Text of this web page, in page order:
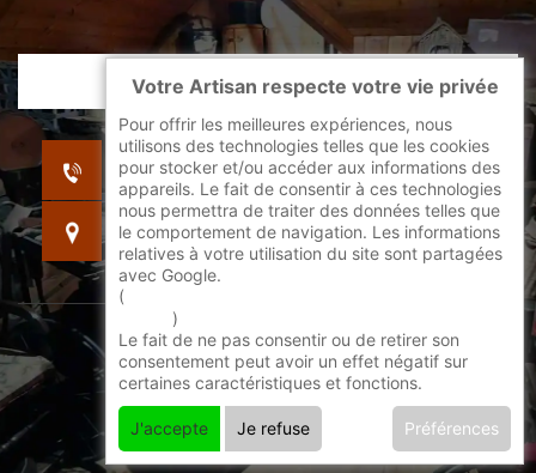
indisponible
indisponible
indisponible
©2022 - 2026 Tout droit réservé -
Mentions légales
Votre Artisan respecte votre vie privée
Pour offrir les meilleures expériences, nous
utilisons des technologies telles que les cookies
pour stocker et/ou accéder aux informations des
appareils. Le fait de consentir à ces technologies
nous permettra de traiter des données telles que
le comportement de navigation. Les informations
relatives à votre utilisation du site sont partagées
avec Google.
(
)
Le fait de ne pas consentir ou de retirer son
consentement peut avoir un effet négatif sur
certaines caractéristiques et fonctions.
J'accepte Je refuse Préférences